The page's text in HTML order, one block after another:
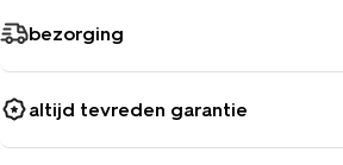
bezorging
altijd tevreden garantie